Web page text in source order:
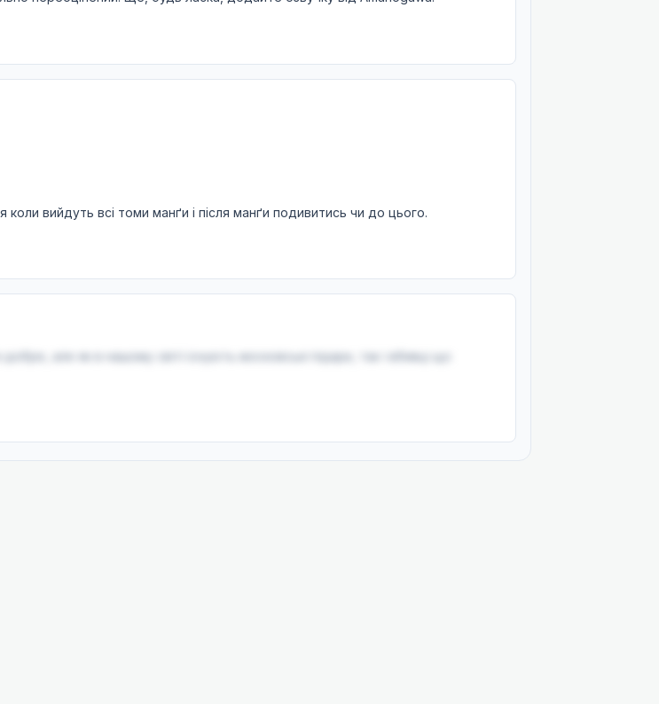
вийдуть всі томи манґи і після манґи подивитись чи до цього.
але як в нашому світі існують московські підари, так і вбивці що